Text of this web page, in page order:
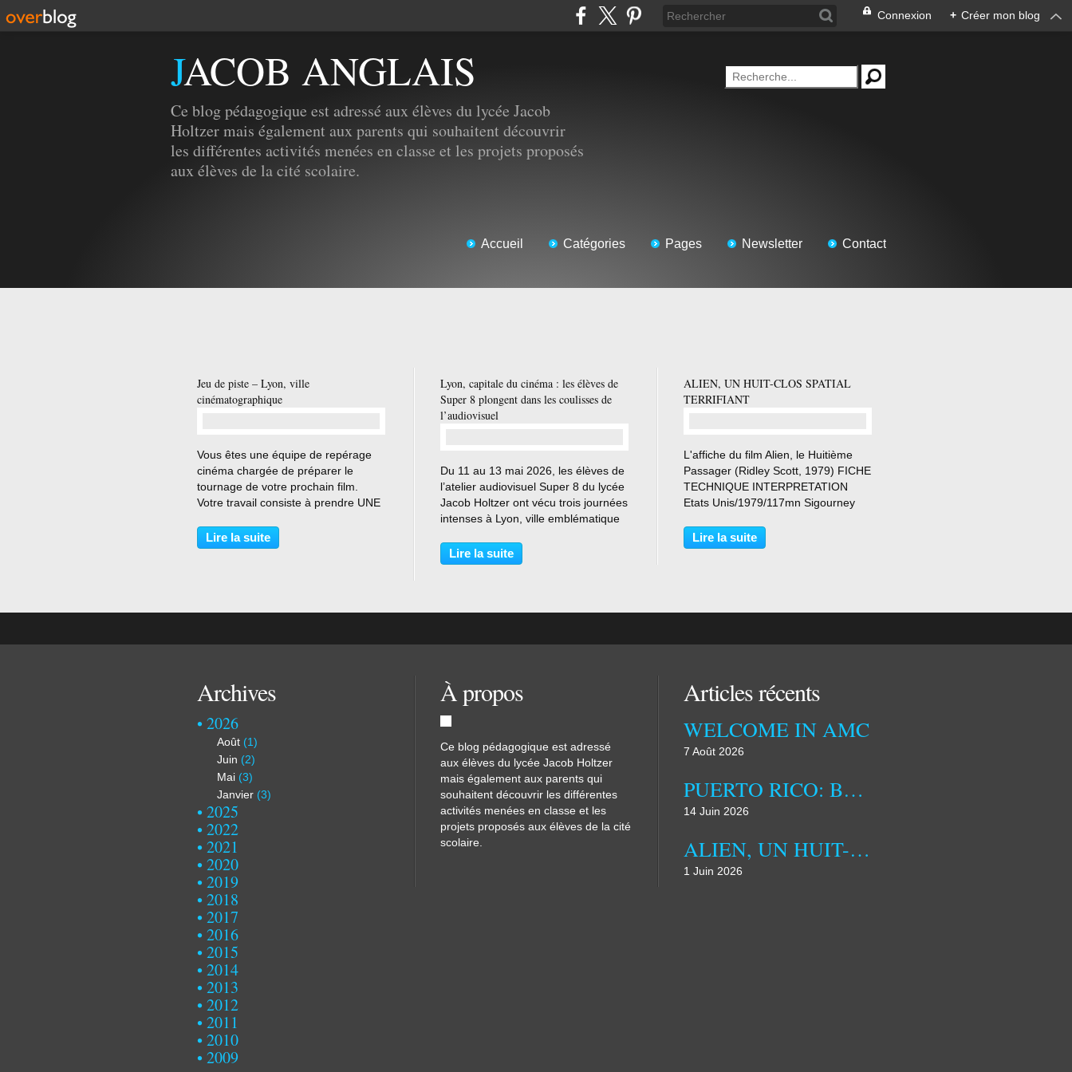
Connexion + Créer mon blog
JACOB ANGLAIS
Ce blog pédagogique est adressé aux élèves du lycée Jacob
Holtzer mais également aux parents qui souhaitent découvrir
les différentes activités menées en classe et les projets proposés
aux élèves de la cité scolaire.
Accueil Catégories Pages Newsletter Contact
Jeu de piste – Lyon, ville
cinématographique
Vous êtes une équipe de repérage
cinéma chargée de préparer le
tournage de votre prochain film.
Votre travail consiste à prendre UNE
bien définir la valeur de cadre et
l’angle de prise de vue) et
Lire la suite
Lyon, capitale du cinéma : les élèves de
Super 8 plongent dans les coulisses de
l’audiovisuel
Du 11 au 13 mai 2026, les élèves de
l’atelier audiovisuel Super 8 du lycée
Jacob Holtzer ont vécu trois journées
intenses à Lyon, ville emblématique
culturelles, rencontres
professionnelles et moments de
Lire la suite
ALIEN, UN HUIT-CLOS SPATIAL
TERRIFIANT
L'affiche du film Alien, le Huitième
Passager (Ridley Scott, 1979) FICHE
TECHNIQUE INTERPRETATION
Etats Unis/1979/117mn Sigourney
Tom Skeritt Scénario: Dan O'Bannon,
Walter Hill et David Giler Veronica
Lire la suite
Archives
2026
Août (1)
Juin (2)
Mai (3)
Janvier (3)
2025
2022
2021
2020
2019
2018
2017
2016
2015
2014
2013
2012
2011
2010
2009
À propos
Ce blog pédagogique est adressé
aux élèves du lycée Jacob Holtzer
mais également aux parents qui
souhaitent découvrir les différentes
activités menées en classe et les
projets proposés aux élèves de la cité
scolaire.
Articles récents
WELCOME IN AMC
7 Août 2026
PUERTO RICO: BETWEEN US INFLUENCE AND IDENTITY ASSERTION
14 Juin 2026
ALIEN, UN HUIT-CLOS SPATIAL INSPIRANT
1 Juin 2026